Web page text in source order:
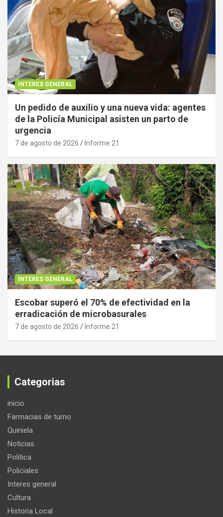
INTERES GENERAL
Un pedido de auxilio y una nueva vida: agentes
de la Policía Municipal asisten un parto de
urgencia
7 de agosto de 2026 Informe 21
INTERES GENERAL
Escobar superó el 70% de efectividad en la
erradicación de microbasurales
7 de agosto de 2026 Informe 21
Categorias
inicio
Farmacias de turno
Quiniela
Noticias
Politica
Policiales
Interes general
Cultura
Historia Local